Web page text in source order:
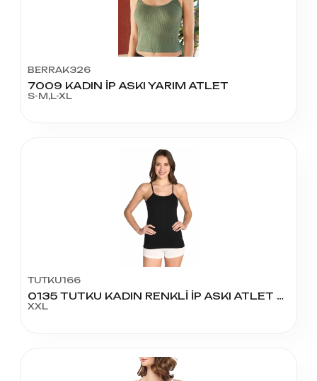
BERRAK326
7009 KADIN İP ASKI YARIM ATLET
S-M,L-XL
TUTKU166
0135 TUTKU KADIN RENKLİ İP ASKI ATLET NO:6
XXL